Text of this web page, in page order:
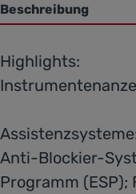
Beschreibung
Highlights:
Anti-Blockier-
Programm